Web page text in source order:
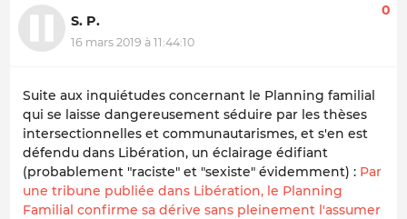
S. P.
16 mars 2019 à 11:44:10
0
Suite aux inquiétudes concernant le Planning familial
qui se laisse dangereusement séduire par les thèses
intersectionnelles et communautarismes, et s'en est
défendu dans Libération, un éclairage édifiant
(probablement "raciste" et "sexiste" évidemment) : Par
une tribune publiée dans Libération, le Planning
Familial confirme sa dérive sans pleinement l'assumer